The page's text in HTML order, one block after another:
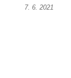
7. 6. 2021